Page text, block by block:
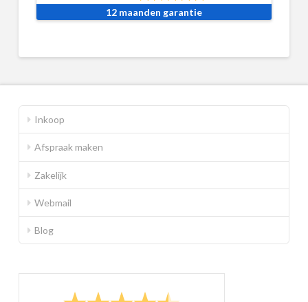
12 maanden garantie
Inkoop
Afspraak maken
Zakelijk
Webmail
Blog